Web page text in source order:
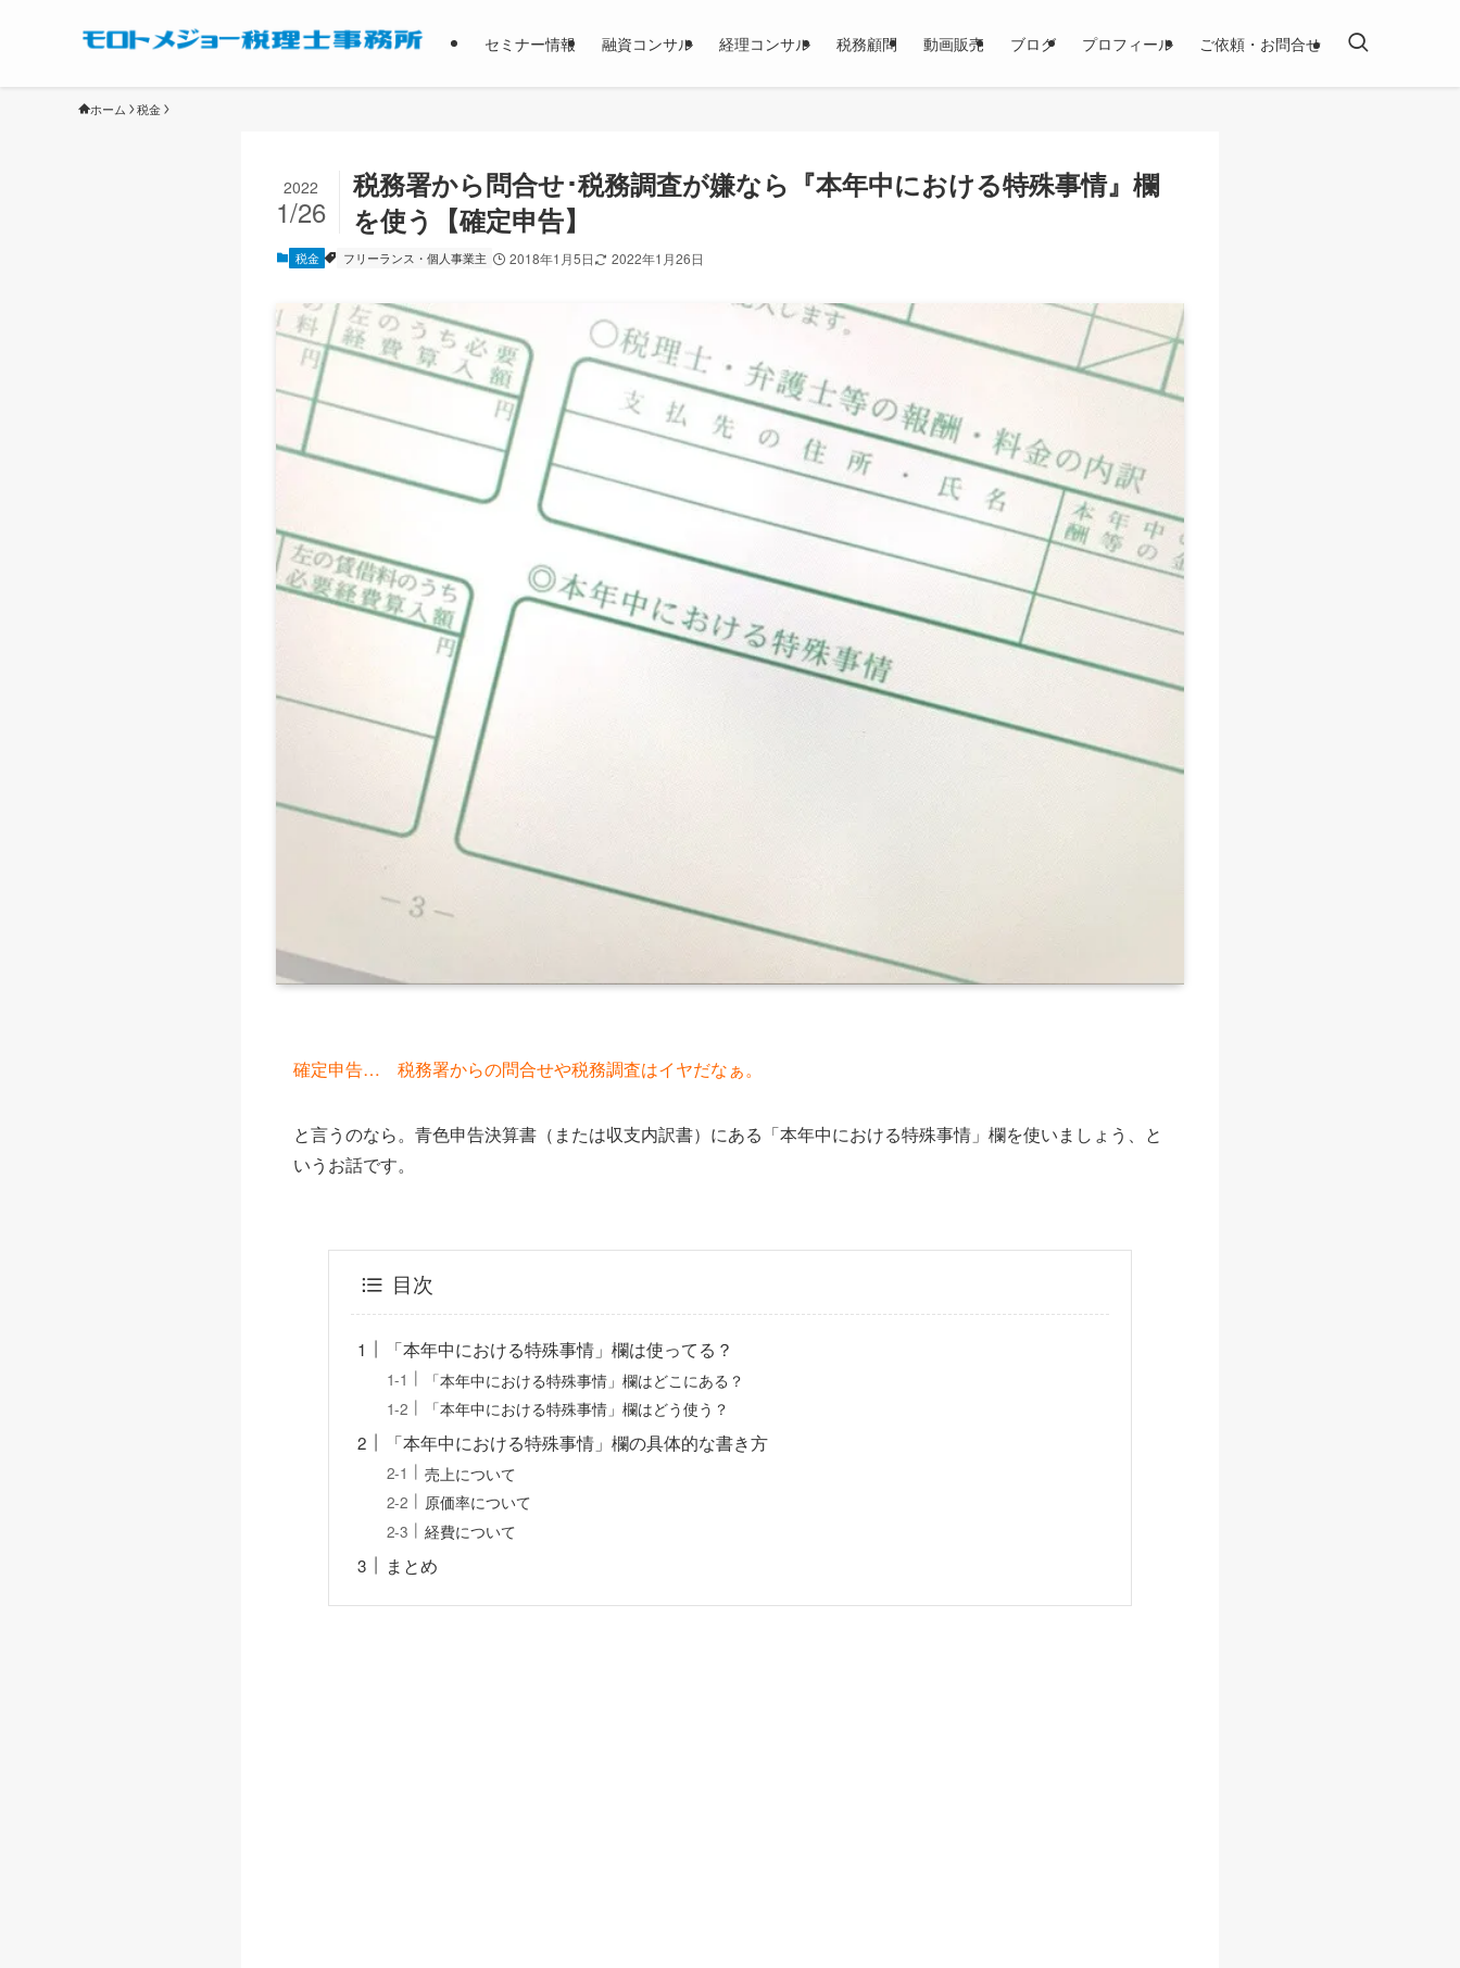
セミナー情報 融資コンサル 経理コンサル 税務顧問 動画販売 ブログ プロフィール ご依頼・お問合せ
ホーム 税金
税務署から問合せ･税務調査が嫌なら『本年中における特殊事情』欄
を使う【確定申告】
2022
1/26
税金 フリーランス・個人事業主 2018年1月5日 2022年1月26日
確定申告… 税務署からの問合せや税務調査はイヤだなぁ。
と言うのなら。青色申告決算書（または収支内訳書）にある「本年中における特殊事情」欄を使いましょう、と
いうお話です。
目次
「本年中における特殊事情」欄は使ってる？
「本年中における特殊事情」欄はどこにある？
「本年中における特殊事情」欄はどう使う？
「本年中における特殊事情」欄の具体的な書き方
売上について
原価率について
経費について
まとめ